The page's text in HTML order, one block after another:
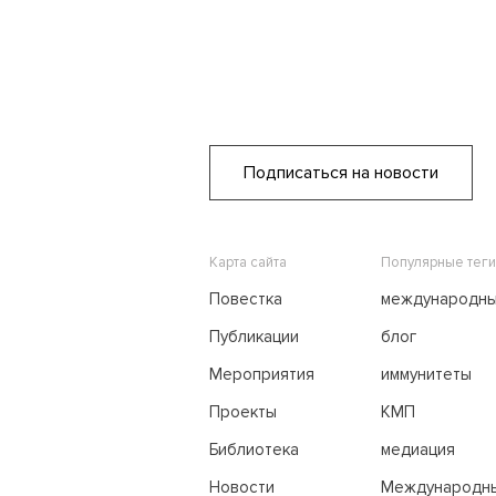
Подписаться на новости
Карта сайта
Повестка
Публикации
Мероприятия
Проекты
Библиотека
Новости
Популярные теги
блог
иммунитеты
КМП
медиация